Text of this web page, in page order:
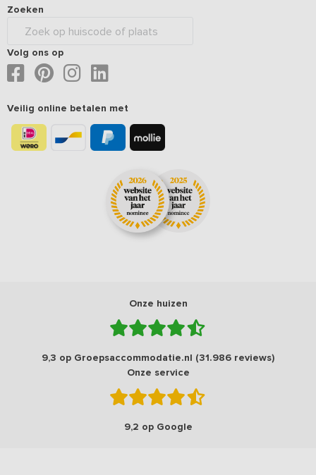
Zoeken
Volg ons op
Veilig online betalen met
Onze huizen
9,3 op Groepsaccommodatie.nl (31.986 reviews)
Onze service
9,2 op Google